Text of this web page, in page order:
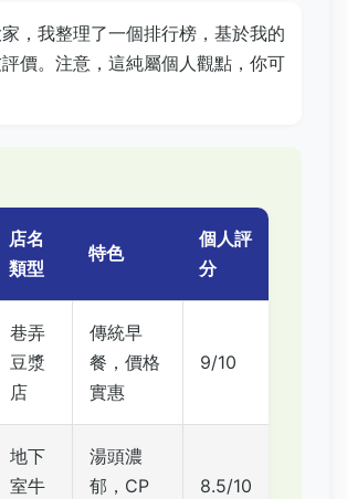
，我整理了一個排行榜，基於我的
價。注意，這純屬個人觀點，你可
店名
類型
特色
個人評
分
巷弄
豆漿
店
傳統早
餐，價格
實惠
9/10
地下
室牛
湯頭濃
郁，CP
8.5/10